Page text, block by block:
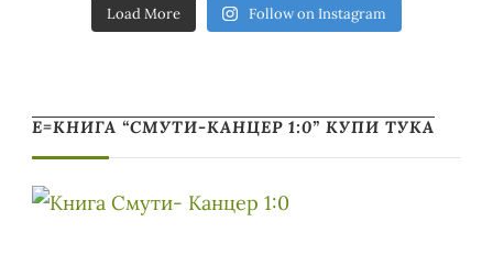
Load More Follow on Instagram
Е=КНИГА “СМУТИ-КАНЦЕР 1:0” КУПИ ТУКА